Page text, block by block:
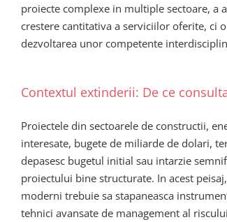
proiecte complexe in multiple sectoare, a
crestere cantitativa a serviciilor oferite, ci
dezvoltarea unor competente
Contextul extinderii: De ce
Proiectele din sectoarele de constructii,
interesate, bugete de miliarde de dolari,
depasesc bugetul initial sau intarzie
proiectului bine structurate. In acest
moderni trebuie sa stapaneasca
tehnici avansate de management al